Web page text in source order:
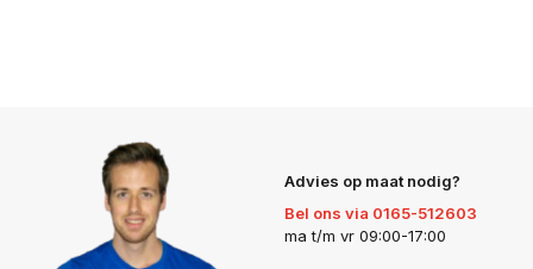
Advies op maat nodig?
Bel ons via 0165-512603
ma t/m vr 09:00-17:00